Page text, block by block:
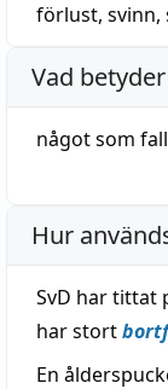
förlust, svinn,
Vad betyder
något som
Hur
SvD har tittat
har stort
En